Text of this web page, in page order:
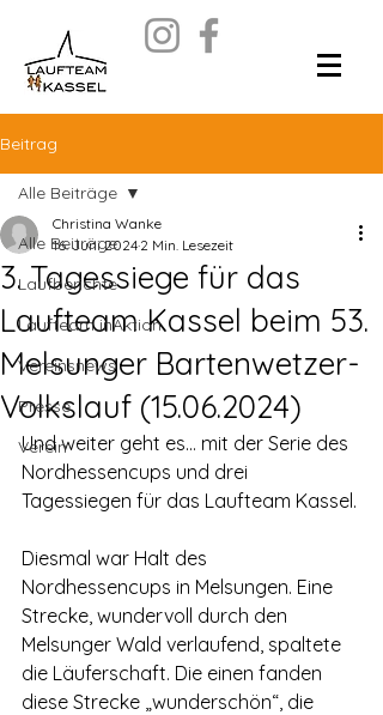
Beitrag
Alle Beiträge
Laufberichte
Laufteam inAktion
Vereinsnews
Presse
Verein
Alle Beiträge
3. Tagessiege für das
Laufteam Kassel beim 53.
Melsunger Bartenwetzer-
Volkslauf (15.06.2024)
Christina Wanke
16. Juni 2024 2 Min. Lesezeit
Und weiter geht es… mit der Serie des
Nordhessencups und drei
Tagessiegen für das Laufteam Kassel.
Diesmal war Halt des
Nordhessencups in Melsungen. Eine
Strecke, wundervoll durch den
Melsunger Wald verlaufend, spaltete
die Läuferschaft. Die einen fanden
diese Strecke „wunderschön“, die